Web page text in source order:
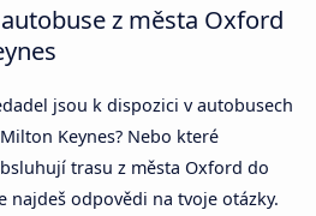
z města Oxford
jsou k dispozici v autobusech
Keynes? Nebo které
trasu z města Oxford do
najdeš odpovědi na tvoje otázky.